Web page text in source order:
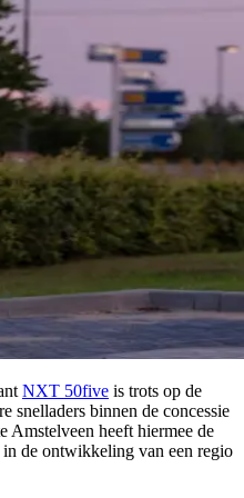
NXT 50five is trots op de
snelladers binnen de concessie
heeft hiermee de
de ontwikkeling van een regio